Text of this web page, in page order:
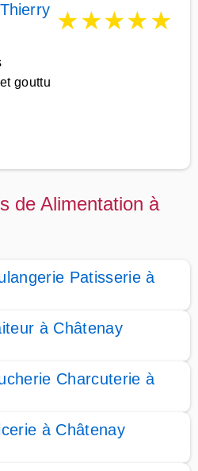
★★★★★
gouttu
de Alimentation à
Patisserie à
à Châtenay
Charcuterie à
à Châtenay